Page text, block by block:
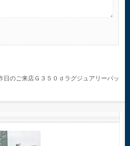
日のご来店Ｇ３５０ｄラグジュアリーパッ